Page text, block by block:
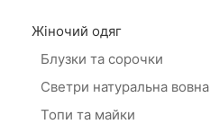
Жіночий одяг
Блузки та сорочки
Светри натуральна вовна
Топи та майки